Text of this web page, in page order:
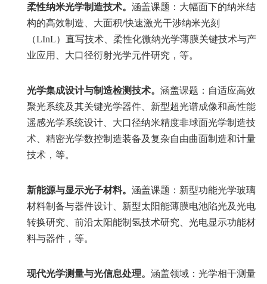
柔性纳米光学制造技术。 涵盖课题：大幅面下的纳米结
构的高效制造、大面积/快速激光干涉纳米光刻
（LInL）直写技术、柔性化微纳光学薄膜关键技术与产
业应用、大口径衍射光学元件研究，等。
光学集成设计与制造检测技术。 涵盖课题：自适应高效
聚光系统及其关键光学器件、新型超光谱成像和高性能
遥感光学系统设计、大口径纳米精度非球面光学制造技
术、精密光学数控制造装备及复杂自由曲面制造和计量
技术，等。
新能源与显示光子材料。 涵盖课题：新型功能光学玻璃
材料制备与器件设计、新型太阳能薄膜电池陷光及光电
转换研究、前沿太阳能制氢技术研究、光电显示功能材
料与器件，等。
现代光学测量与光信息处理。 涵盖领域：光学相干测量